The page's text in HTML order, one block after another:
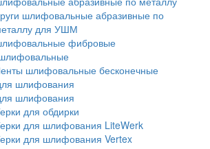
шлифовальные абразивные по
для УШМ
фибровые
шлифовальные бесконечные
шлифования
шлифования
для обдирки
для шлифования LiteWerk
для шлифования Vertex